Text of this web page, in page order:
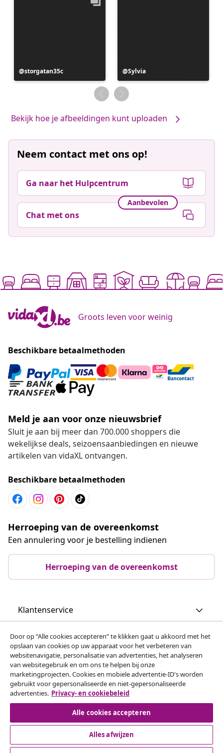
Bericht
gepubliceerd
storgatan35c
Bericht
gepubliceerd
door
Sylvia
Bekijk hoe je afbeeldingen kunt uploaden
Neem contact met ons op!
Ga naar het Hulpcentrum
Aanbevolen
Chat met ons
Groots leven voor weinig
Beschikbare betaalmethoden
Meld je aan voor onze nieuwsbrief
Sluit je aan bij meer dan 700.000 shoppers die
wekelijkse deals, seizoensaanbiedingen en nieuwe
artikelen van vidaXL ontvangen.
Beschikbare betaalmethoden
Herroeping van de overeenkomst
Een annulering voor je bestelling indienen
Herroeping van de overeenkomst
Klantenservice
Zakelijk
vidaXL
Ontdek meer
Door op “Alle cookies accepteren” te klikken gaat u akkoord met het
opslaan van cookies op uw apparaat voor het verbeteren van
websitenavigatie, personalisatie van advertenties, het analyseren
van websitegebruik en om ons te helpen bij onze
marketingprojecten. Cookies en mobiele advertentie-ID's worden
gebruikt voor gepersonaliseerde en niet-gepersonaliseerde
advertenties. Privacy- en cookiebeleid
Alle cookies accepteren
Alles afwijzen